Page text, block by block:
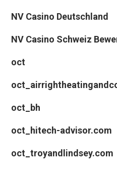
NV Casino Deutschland
NV Casino Schweiz
oct
oct_bh
oct_hitech-advisor.com
oct_troyandlindsey.com